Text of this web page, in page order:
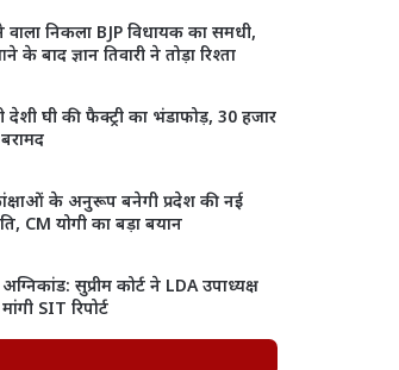
वाला निकला BJP विधायक का समधी,
बाद ज्ञान तिवारी ने तोड़ा रिश्ता
घी की फैक्ट्री का भंडाफोड़, 30 हजार
के अनुरूप बनेगी प्रदेश की नई
CM योगी का बड़ा बयान
सुप्रीम कोर्ट ने LDA उपाध्यक्ष
SIT रिपोर्ट